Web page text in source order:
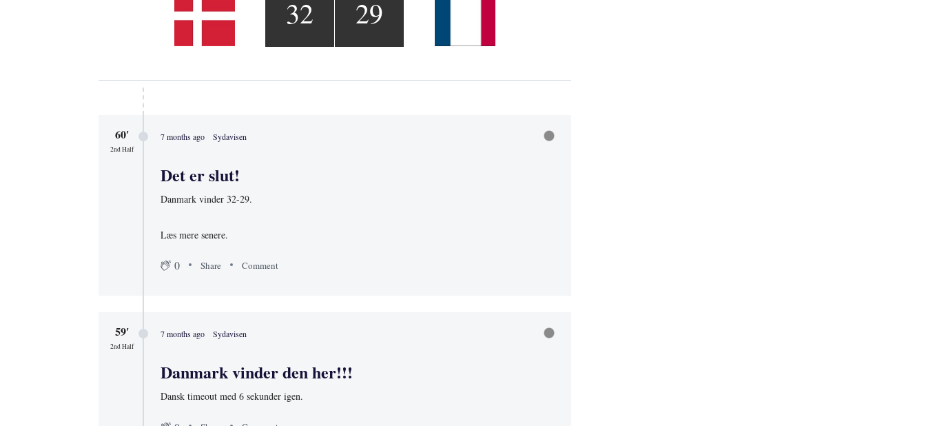
32 29
60′
2nd Half
7 months ago Sydavisen
Det er slut!
Danmark vinder 32-29.
Læs mere senere.
0 Share Comment
59′
2nd Half
7 months ago Sydavisen
Danmark vinder den her!!!
Dansk timeout med 6 sekunder igen.